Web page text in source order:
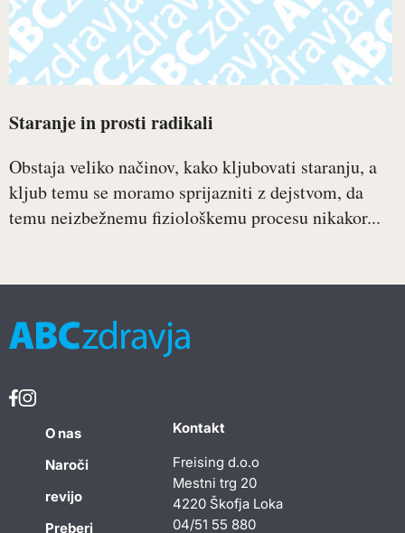
Staranje in prosti radikali
Obstaja veliko načinov, kako kljubovati staranju, a
kljub temu se moramo sprijazniti z dejstvom, da
temu neizbežnemu fiziološkemu procesu nikakor...
O nas
Naroči
revijo
Preberi
Kontakt
Freising d.o.o
Mestni trg 20
4220 Škofja Loka
04/51 55 880